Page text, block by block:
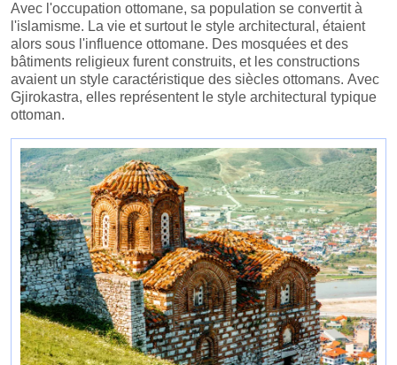
Avec l'occupation ottomane, sa population se convertit à
l'islamisme. La vie et surtout le style architectural, étaient
alors sous l'influence ottomane. Des mosquées et des
bâtiments religieux furent construits, et les constructions
avaient un style caractéristique des siècles ottomans. Avec
Gjirokastra, elles représentent le style architectural typique
ottoman.